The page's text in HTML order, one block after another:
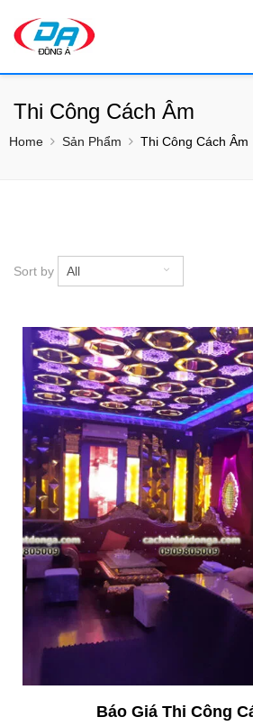
Thi Công Cách Âm
Home Sản Phẩm Thi Công Cách Âm
Sort by All
Báo Giá Thi Công